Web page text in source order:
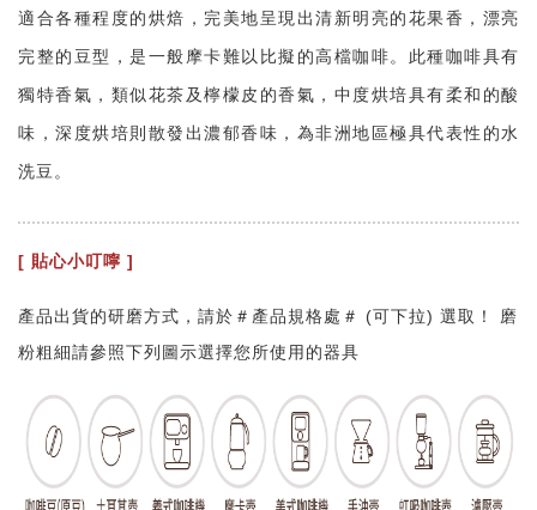
適合各種程度的烘焙，完美地呈現出清新明亮的花果香，漂亮
完整的豆型，是一般摩卡難以比擬的高檔咖啡。此種咖啡具有
獨特香氣，類似花茶及檸檬皮的香氣，中度烘培具有柔和的酸
味，深度烘培則散發出濃郁香味，為非洲地區極具代表性的水
洗豆。
[ 貼心小叮嚀 ]
產品出貨的研磨方式，請於＃產品規格處＃ (可下拉) 選取！ 磨
粉粗細請參照下列圖示選擇您所使用的器具